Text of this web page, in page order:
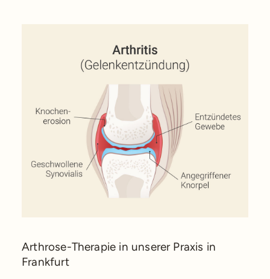
Arthrose-Therapie in unserer Praxis in
Frankfurt